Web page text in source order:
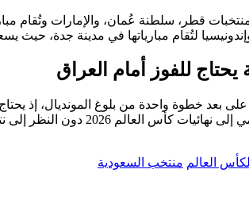
قطر، سلطنة عُمان، والإمارات وتُقام
لتُقام مبارياتها في مدينة جدة، حيث
للفوز أمام العراق
بعد خطوة واحدة من بلوغ المونديال، إذ
دون النظر إلى نتائج المنتخبات الأخرى في المجموعة.
العالم منتخب السعودية